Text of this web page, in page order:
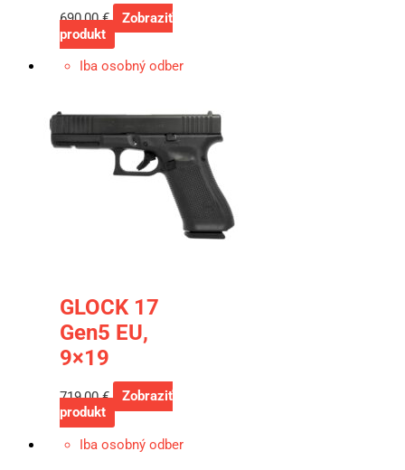
690,00€
Zobraziť
produkt
Iba osobný odber
GLOCK 17
Gen5 EU,
9×19
719,00€
Zobraziť
produkt
Iba osobný odber